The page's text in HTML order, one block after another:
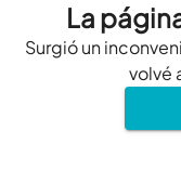
La
Surgió un
volvé